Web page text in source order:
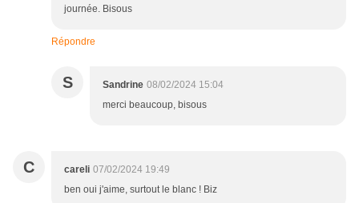
journée. Bisous
Répondre
S Sandrine 08/02/2024 15:04
merci beaucoup, bisous
C careli 07/02/2024 19:49
ben oui j'aime, surtout le blanc ! Biz